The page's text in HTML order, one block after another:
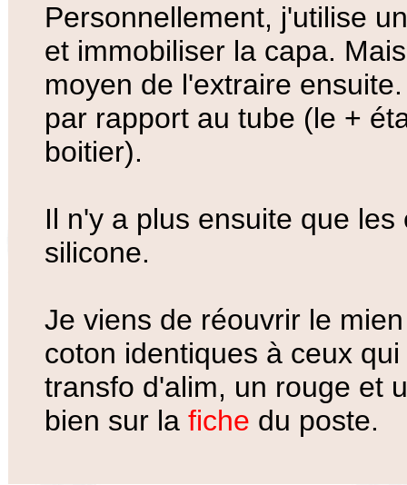
Personnellement, j'utilise
et immobiliser la capa.
moyen de l'extraire
par rapport au tube (le +
boitier).
Il n'y a plus ensuite que
silicone.
Je viens de réouvrir le
coton identiques à ceux
transfo d'alim, un rouge et
bien sur la fiche du poste.